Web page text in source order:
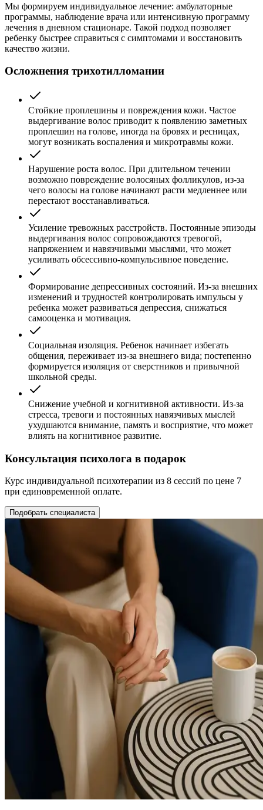
Мы формируем индивидуальное лечение: амбулаторные
программы, наблюдение врача или интенсивную программу
лечения в дневном стационаре. Такой подход позволяет
ребенку быстрее справиться с симптомами и восстановить
качество жизни.
Осложнения трихотилломании
Стойкие проплешины и повреждения кожи. Частое
выдергивание волос приводит к появлению заметных
проплешин на голове, иногда на бровях и ресницах,
могут возникать воспаления и микротравмы кожи.
Нарушение роста волос. При длительном течении
возможно повреждение волосяных фолликулов, из-за
чего волосы на голове начинают расти медленнее или
перестают восстанавливаться.
Усиление тревожных расстройств. Постоянные эпизоды
выдергивания волос сопровождаются тревогой,
напряжением и навязчивыми мыслями, что может
усиливать обсессивно-компульсивное поведение.
Формирование депрессивных состояний. Из-за внешних
изменений и трудностей контролировать импульсы у
ребенка может развиваться депрессия, снижаться
самооценка и мотивация.
Социальная изоляция. Ребенок начинает избегать
общения, переживает из-за внешнего вида; постепенно
формируется изоляция от сверстников и привычной
школьной среды.
Снижение учебной и когнитивной активности. Из-за
стресса, тревоги и постоянных навязчивых мыслей
ухудшаются внимание, память и восприятие, что может
влиять на когнитивное развитие.
Консультация психолога в подарок
Курс индивидуальной психотерапии из 8 сессий по цене 7
при единовременной оплате.
Подобрать специалиста